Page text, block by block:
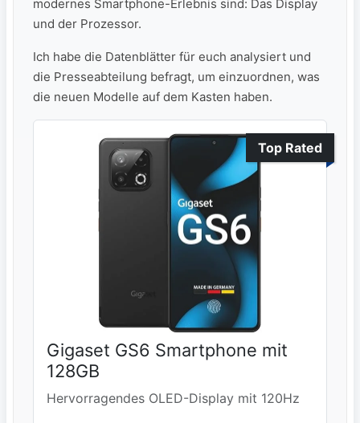
modernes Smartphone-Erlebnis sind: Das Display
und der Prozessor.
Ich habe die Datenblätter für euch analysiert und
die Presseabteilung befragt, um einzuordnen, was
die neuen Modelle auf dem Kasten haben.
Top Rated
Gigaset GS6 Smartphone mit
128GB
Hervorragendes OLED-Display mit 120Hz